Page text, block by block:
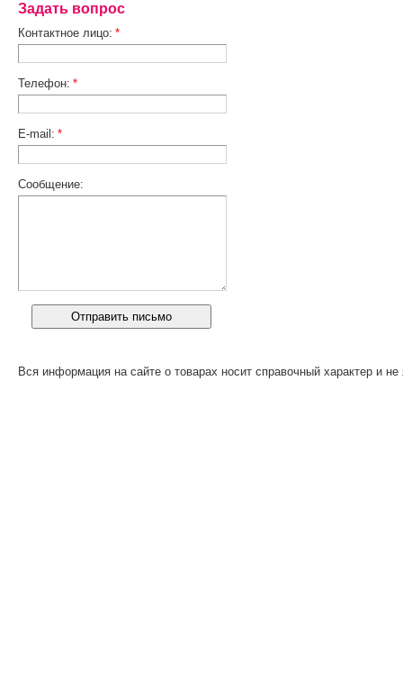
Задать вопрос
Контактное лицо: *
Телефон: *
E-mail: *
Сообщение:
Вся информация на сайте о товарах носит справочный характер и